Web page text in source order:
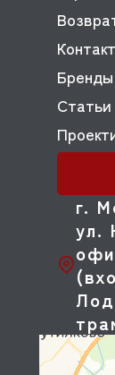
г.
ул.
Бренды
Статьи